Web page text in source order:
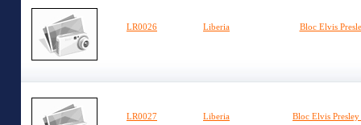
LR0026 Liberia Bloc Elvis
LR0027 Liberia Bloc Elvis